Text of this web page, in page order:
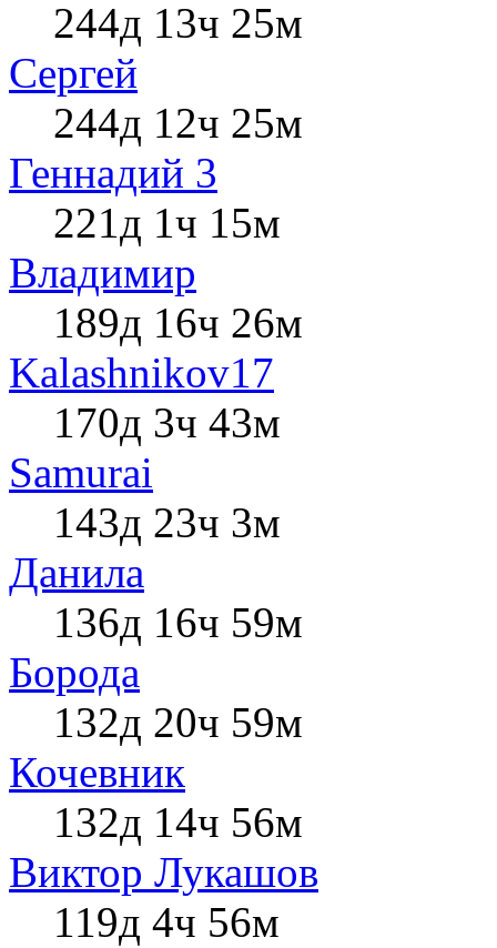
244д 13ч 25м
Сергей
244д 12ч 25м
Геннадий 3
221д 1ч 15м
Влaдимир
189д 16ч 26м
Kalashnikov17
170д 3ч 43м
Samurai
143д 23ч 3м
Данила
136д 16ч 59м
Борода
132д 20ч 59м
Кочевник
132д 14ч 56м
Виктор Лукашов
119д 4ч 56м